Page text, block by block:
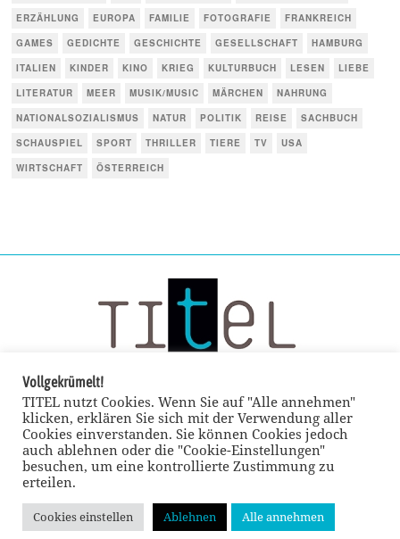
ERZÄHLUNG
EUROPA FAMILIE FOTOGRAFIE
FRANKREICH
GAMES
GEDICHTE GESCHICHTE GESELLSCHAFT
HAMBURG
ITALIEN
KINDER KINO KRIEG KULTURBUCH LESEN
LIEBE
LITERATUR
MEER MUSIK/MUSIC MÄRCHEN
NAHRUNG
NATIONALSOZIALISMUS
NATUR POLITIK REISE
SACHBUCH
SCHAUSPIEL
SPORT THRILLER TIERE TV
USA
WIRTSCHAFT
ÖSTERREICH
© TITEL kulturmagazin 2022
Vollgekrümelt!
TITEL nutzt Cookies. Wenn Sie auf "Alle annehmen"
klicken, erklären Sie sich mit der Verwendung aller
Cookies einverstanden. Sie können Cookies jedoch
auch ablehnen oder die "Cookie-Einstellungen"
besuchen, um eine kontrollierte Zustimmung zu
erteilen.
Cookies einstellen Ablehnen Alle annehmen